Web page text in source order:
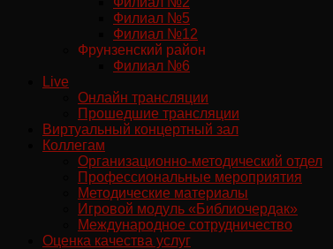
Филиал №5
Филиал №12
Фрунзенский район
Филиал №6
Live
Онлайн трансляции
Прошедшие трансляции
Виртуальный концертный зал
Коллегам
Организационно-методический отдел
Профессиональные мероприятия
Методические материалы
Игровой модуль «Библиочердак»
Международное сотрудничество
Оценка качества услуг